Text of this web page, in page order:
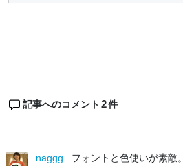
記事へのコメント 2件
naggg フォントと色使いが素敵。